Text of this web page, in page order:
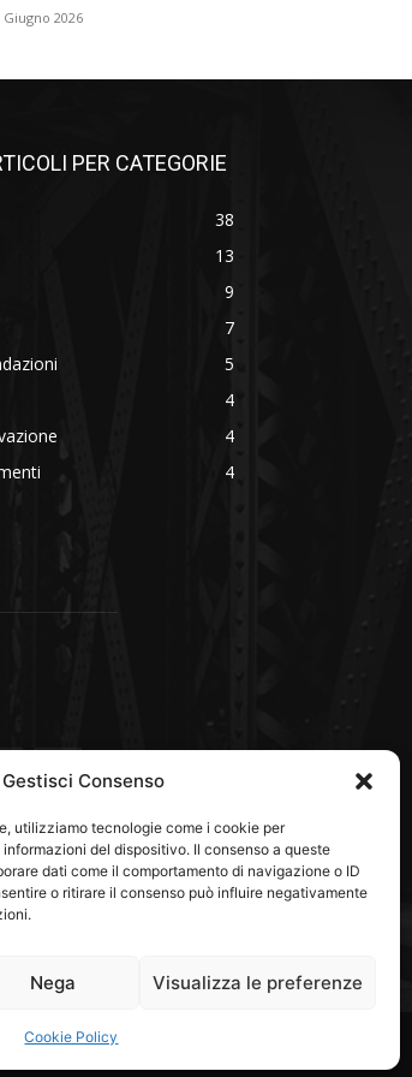
Gestisci Consenso
utilizziamo tecnologie come i cookie per
del dispositivo. Il consenso a queste
dati come il comportamento di navigazione o ID
o ritirare il consenso può influire negativamente
Nega Visualizza le preferenze
Cookie Policy
Giugno 2026
PER CATEGORIE
38
13
9
7
5
4
4
4
Associazioni e Fondazioni